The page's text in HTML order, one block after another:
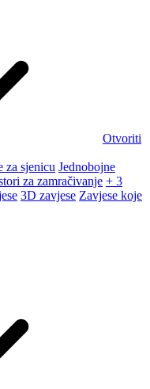
Otvoriti
za sjenicu Jednobojne
za zamračivanje + 3
3D zavjese Zavjese koje